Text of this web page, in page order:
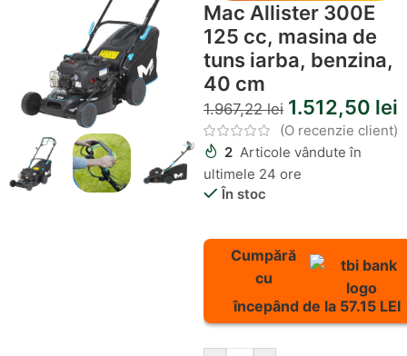
Mac Allister 300E
125 cc, masina de
tuns iarba, benzina,
40 cm
1.967,22lei 1.512,50 lei
(O recenzie client)
2 Articole vândute în
ultimele 24 ore
În stoc
Cumpără
cu
începând de la 57.15 LEI